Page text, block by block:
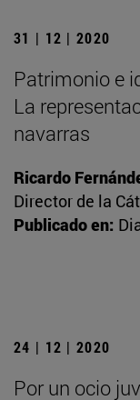
31 | 12 | 2020
Patrimonio e
La
navarras
Ricardo
Director de la
Publicado en:
24 | 12 | 2020
Por un ocio